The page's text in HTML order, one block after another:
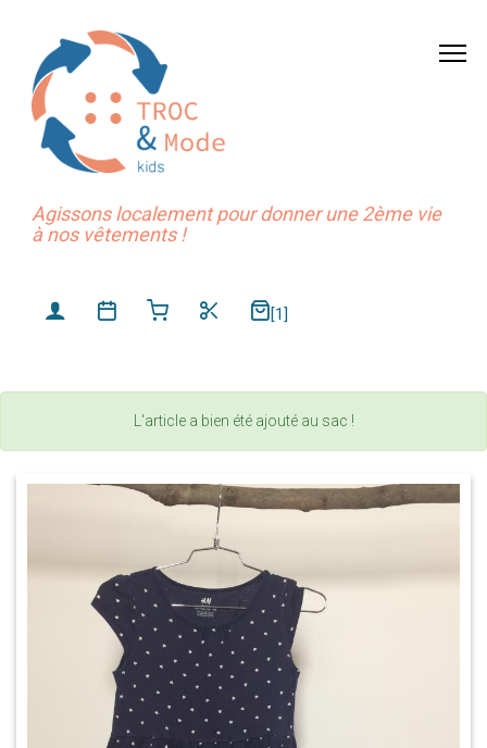
Agissons localement pour donner une 2ème vie
à nos vêtements !
[1]
L'article a bien été ajouté au sac !